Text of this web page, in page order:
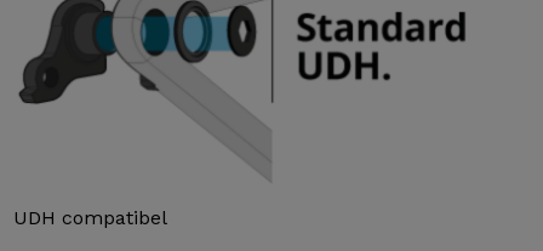
UDH compatibel